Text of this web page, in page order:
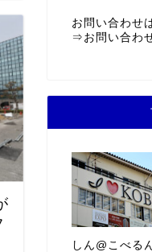
お問い合わせ
⇒ お問い合わ
しん@こべる